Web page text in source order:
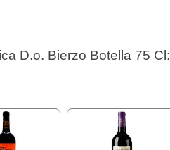
D.o. Bierzo Botella 75 Cl: